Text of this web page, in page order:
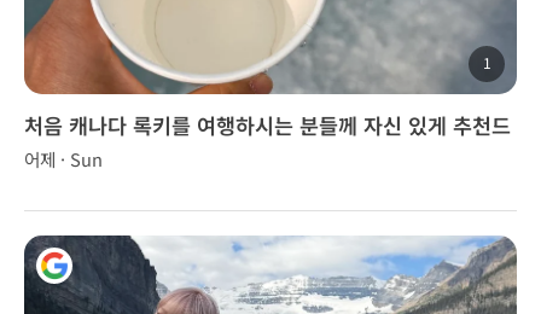
1
처음 캐나다 록키를 여행하시는 분들께 자신 있게 추천드
립니다.
어제 · Sun